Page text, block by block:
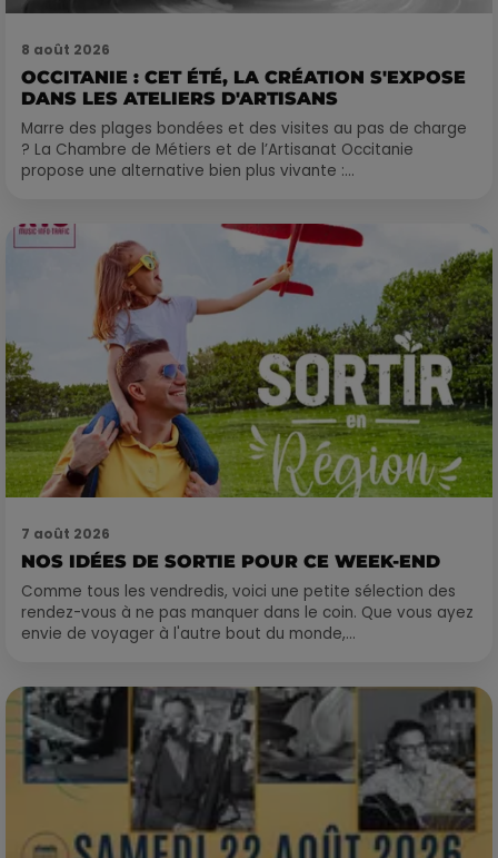
8 août 2026
OCCITANIE : CET ÉTÉ, LA CRÉATION S'EXPOSE
DANS LES ATELIERS D'ARTISANS
Marre des plages bondées et des visites au pas de charge
? La Chambre de Métiers et de l’Artisanat Occitanie
propose une alternative bien plus vivante :...
7 août 2026
NOS IDÉES DE SORTIE POUR CE WEEK-END
Comme tous les vendredis, voici une petite sélection des
rendez-vous à ne pas manquer dans le coin. Que vous ayez
envie de voyager à l'autre bout du monde,...